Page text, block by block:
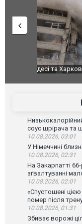
У
соус шрірача та
10.08.2026, 03:01
У Німеччині
10.08.2026, 02:31
На Закарпатті
зґвалтуванні
10.08.2026, 02:01
«Спустошені
помер після
10.08.2026, 01:31
Збиває ворожі